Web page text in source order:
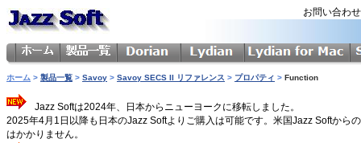
お問い合わ
ホーム > 製品一覧 > Savoy > Savoy SECS II リファレンス > プロパティ > Function
Jazz Softは2024年、日本からニューヨークに移転しました。
2025年4月1日以降も日本のJazz Softよりご購入は可能です。米国Jazz Softから
はかかりません。